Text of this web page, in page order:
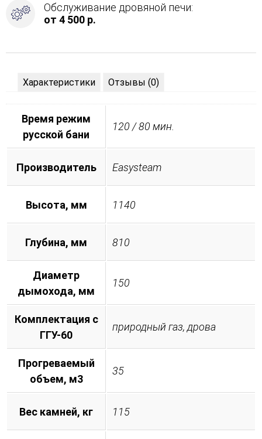
Обслуживание дровяной печи:
от 4 500 р.
Характеристики Отзывы (0)
Время режим
русской бани
120 / 80 мин.
Производитель Easysteam
Высота, мм 1140
Глубина, мм 810
Диаметр
дымохода, мм
150
Комплектация с
ГГУ-60
природный газ, дрова
Прогреваемый
объем, м3
35
Вес камней, кг 115